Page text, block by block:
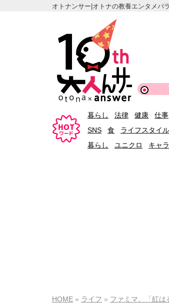
オトナンサー|オトナの教養エンタメバ
暮らし 法律 健康 仕事
SNS
食 ライフスタイル
暮らし
ユニクロ キャ
HOME ライフ ファミマ、「紅は